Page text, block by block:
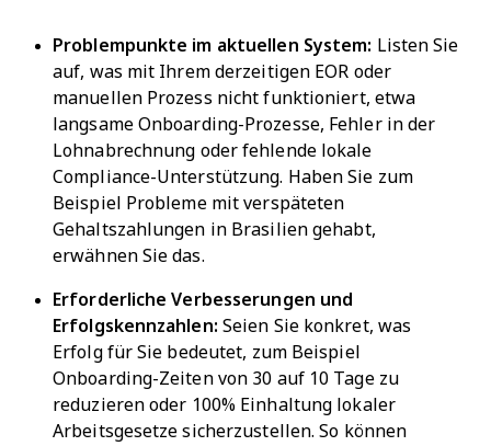
Problempunkte im aktuellen System: Listen Sie
auf, was mit Ihrem derzeitigen EOR oder
manuellen Prozess nicht funktioniert, etwa
langsame Onboarding-Prozesse, Fehler in der
Lohnabrechnung oder fehlende lokale
Compliance-Unterstützung. Haben Sie zum
Beispiel Probleme mit verspäteten
Gehaltszahlungen in Brasilien gehabt,
erwähnen Sie das.
Erforderliche Verbesserungen und
Erfolgskennzahlen: Seien Sie konkret, was
Erfolg für Sie bedeutet, zum Beispiel
Onboarding-Zeiten von 30 auf 10 Tage zu
reduzieren oder 100% Einhaltung lokaler
Arbeitsgesetze sicherzustellen. So können